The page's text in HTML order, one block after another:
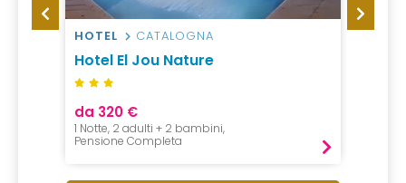
HOTEL CATALOGNA
Hotel El Jou Nature
da 320 €
1 Notte, 2 adulti + 2 bambini,
Pensione Completa